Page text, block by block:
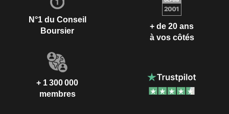
N°1 du Conseil
Boursier
+ de 20 ans
à vos côtés
+ 1 300 000
membres